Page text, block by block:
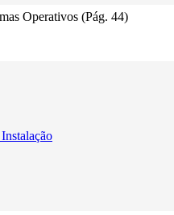
Operativos (Pág. 44)